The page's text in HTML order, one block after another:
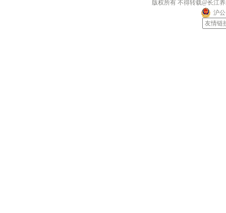
版权所有 不得转载@长江
沪公